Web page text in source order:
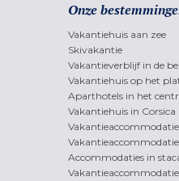
Onze
Vakantiehuis aan zee
Skivakantie
Vakantieverblijf in de
Vakantiehuis op het
Aparthotels in het
Vakantiehuis in Corsica
Accommodaties in